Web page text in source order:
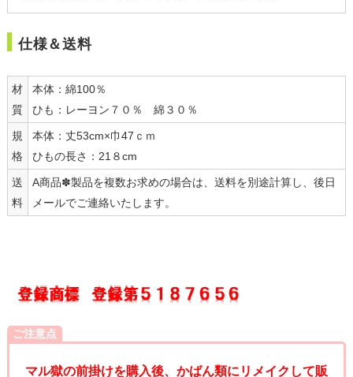
仕様＆送料
材
質
本体：綿100％
ひも：レーヨン７０％ 綿３０％
規
格
本体：丈53cm×巾47ｃｍ
ひもの長さ：21８cm
送
料
A商品✽製品を複数お求めの場合は、送料を別途計算し、後日
メールでご連絡いたします。
ご注意点
マル獄の前掛けを購入後、かばん類にリメイクして販